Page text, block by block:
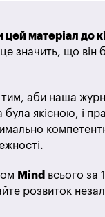
матеріал до
значить, що він
аби наша
була якісною, і
Mind всього за
розвиток